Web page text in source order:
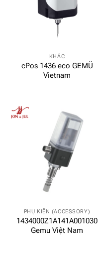
KHÁC
cPos 1436 eco GEMÜ
Vietnam
PHỤ KIỆN (ACCESSORY)
1434000Z1A141A001030
Gemu Việt Nam